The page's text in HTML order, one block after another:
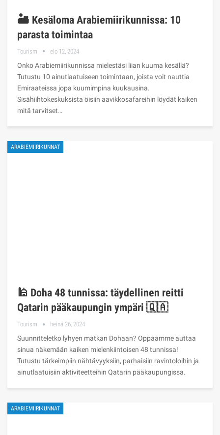
🏜️ Kesäloma Arabiemiirikunnissa: 10
parasta toimintaa
Tourism elo 12, 2024
Onko Arabiemiirikunnissa mielestäsi liian kuuma kesällä?
Tutustu 10 ainutlaatuiseen toimintaan, joista voit nauttia
Emiraateissa jopa kuumimpina kuukausina.
Sisähiihtokeskuksista öisiin aavikkosafareihin löydät kaiken
mitä tarvitset…
ARABIEMIIRIKUNNAT
🕌 Doha 48 tunnissa: täydellinen reitti
Qatarin pääkaupungin ympäri 🇶🇦
Tourism heinä 26, 2024
Suunnitteletko lyhyen matkan Dohaan? Oppaamme auttaa
sinua näkemään kaiken mielenkiintoisen 48 tunnissa!
Tutustu tärkeimpiin nähtävyyksiin, parhaisiin ravintoloihin ja
ainutlaatuisiin aktiviteetteihin Qatarin pääkaupungissa.
ARABIEMIIRIKUNNAT